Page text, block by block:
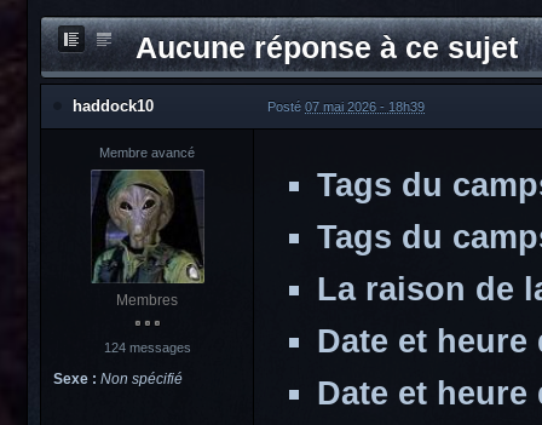
Aucune réponse à ce sujet
haddock10 Posté 07 mai 2026 - 18h39
Membre avancé
Membres
124 messages
Sexe : Non spécifié
Tags du
Tags du
La raison de
Date et heure
Date et heure